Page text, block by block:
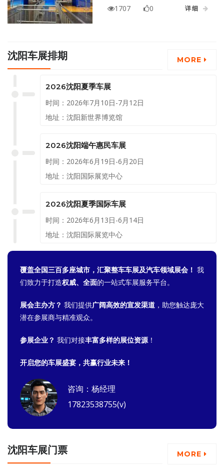
（沈阳夏季国际车展）在沈阳国
800台。车展参展品牌涵盖德系、
源品牌在内的众多主流品牌，各
惠政策，让广大消费者以超低价
格喜提爱车。
1707 0 详细
沈阳车展排期 MORE
2026沈阳夏季车展
时间：2026年7月10日-7月12日
地址：沈阳新世界博览馆
2026沈阳端午惠民车展
时间：2026年6月19日-6月20日
地址：沈阳国际展览中心
2026沈阳夏季国际车展
时间：2026年6月13日-6月14日
地址：沈阳国际展览中心
覆盖全国三百多座城市，汇聚整车车展及汽车领域展会！ 我
们致力于打造权威、全面的一站式车展服务平台。
展会主办方？ 我们提供广阔高效的宣发渠道 ，助您触达庞大
潜在参展商与精准观众。
参展企业？ 我们对接丰富多样的展位资源 ！
开启您的车展盛宴，共赢行业未来！
咨询：杨经理
17823538755(v)
沈阳车展门票 MORE